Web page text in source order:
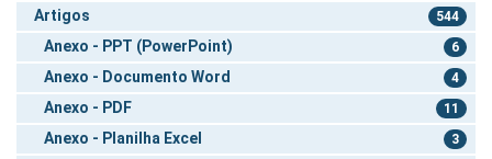
Artigos 544
Anexo - PPT (PowerPoint) 6
Anexo - Documento Word 4
Anexo - PDF 11
Anexo - Planilha Excel 3